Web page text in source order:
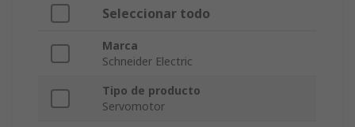
Seleccionar todo
Marca
Schneider Electric
Tipo de producto
Servomotor